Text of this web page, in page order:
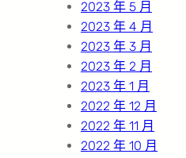
2023 年 5 月
2023 年 4 月
2023 年 3 月
2023 年 2 月
2023 年 1 月
2022 年 12 月
2022 年 11 月
2022 年 10 月